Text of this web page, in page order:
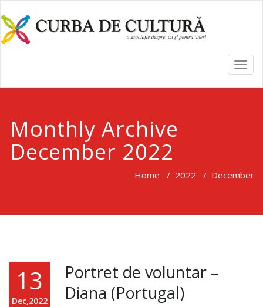
Monthly Archive
December 2022
Home / 2022 / December
13
Dec,2022
Portret de voluntar –
Diana (Portugal)